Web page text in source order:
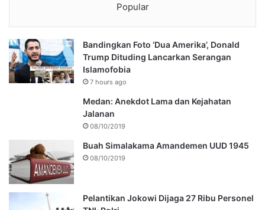
Popular
Bandingkan Foto ‘Dua Amerika’, Donald
Trump Dituding Lancarkan Serangan
Islamofobia
7 hours ago
Medan: Anekdot Lama dan Kejahatan
Jalanan
08/10/2019
Buah Simalakama Amandemen UUD 1945
08/10/2019
Pelantikan Jokowi Dijaga 27 Ribu Personel